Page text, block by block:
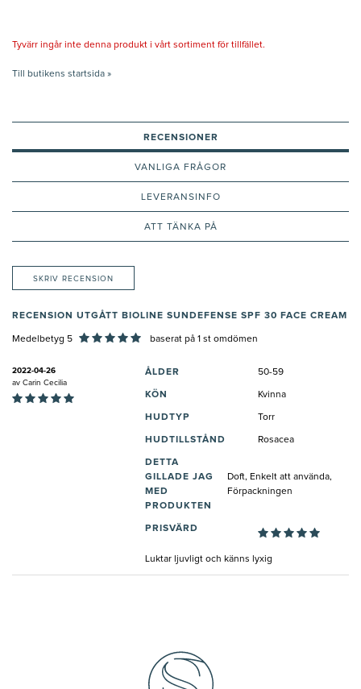
Tyvärr ingår inte denna produkt i vårt sortiment för tillfället.
Till butikens startsida »
RECENSIONER
VANLIGA FRÅGOR
LEVERANSINFO
ATT TÄNKA PÅ
SKRIV RECENSION
RECENSION UTGÅTT BIOLINE SUNDEFENSE SPF 30 FACE CREAM
Medelbetyg 5 baserat på 1 st omdömen
2022-04-26
av Carin Cecilia
ÅLDER 50-59
KÖN Kvinna
HUDTYP Torr
HUDTILLSTÅND Rosacea
DETTA
GILLADE JAG
MED
PRODUKTEN
Doft, Enkelt att använda,
Förpackningen
PRISVÄRD
Luktar ljuvligt och känns lyxig